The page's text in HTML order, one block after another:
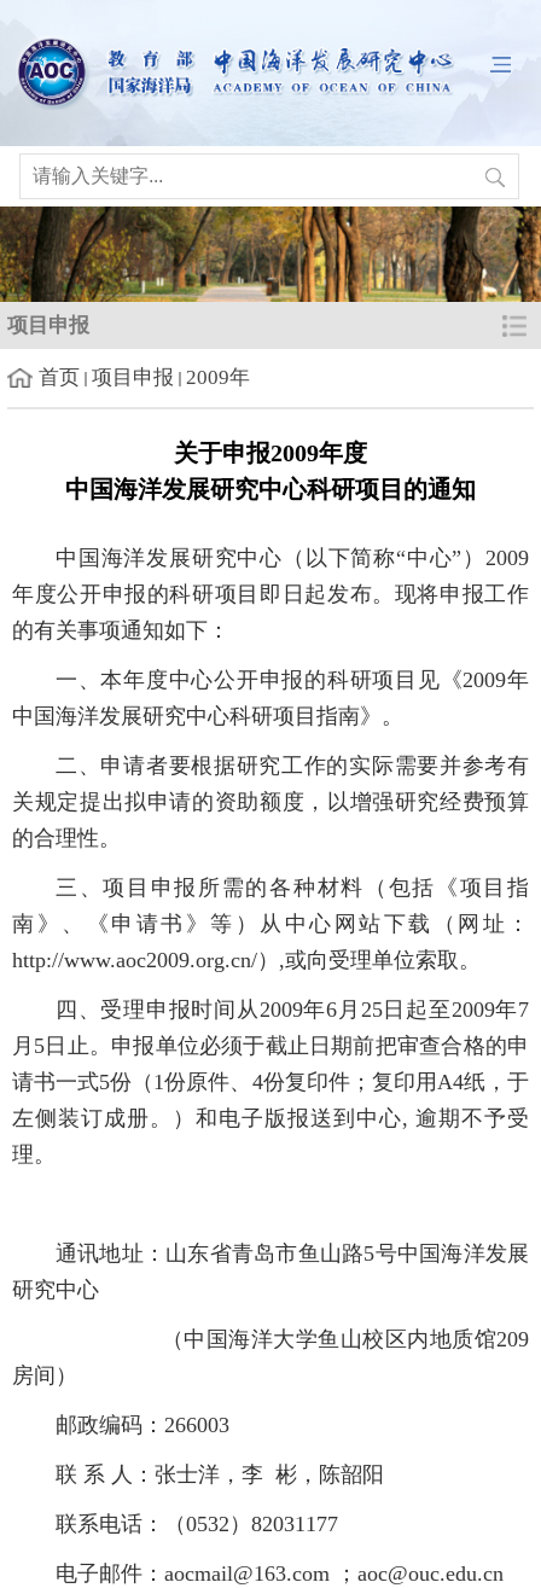
项目申报
首页 项目申报 2009年
关于申报2009年度
中国海洋发展研究中心科研项目的通知
中国海洋发展研究中心（以下简称“中心”）2009
年度公开申报的科研项目即日起发布。现将申报工作
的有关事项通知如下：
一、本年度中心公开申报的科研项目见《2009年
中国海洋发展研究中心科研项目指南》。
二、申请者要根据研究工作的实际需要并参考有
关规定提出拟申请的资助额度，以增强研究经费预算
的合理性。
三、项目申报所需的各种材料（包括《项目指
南》、《申请书》等）从中心网站下载（网址：
http://www.aoc2009.org.cn/）,或向受理单位索取。
四、受理申报时间从2009年6月25日起至2009年7
月5日止。申报单位必须于截止日期前把审查合格的申
请书一式5份（1份原件、4份复印件；复印用A4纸，于
左侧装订成册。）和电子版报送到中心, 逾期不予受
理。
通讯地址：山东省青岛市鱼山路5号中国海洋发展
研究中心
（中国海洋大学鱼山校区内地质馆209
房间）
邮政编码：266003
联 系 人：张士洋，李 彬，陈韶阳
联系电话：（0532）82031177
电子邮件：aocmail@163.com ；aoc@ouc.edu.cn